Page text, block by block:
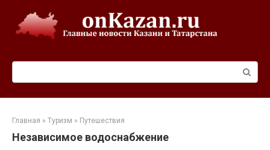
контенту
Главная » Туризм » Путешествия
Независимое водоснабжение